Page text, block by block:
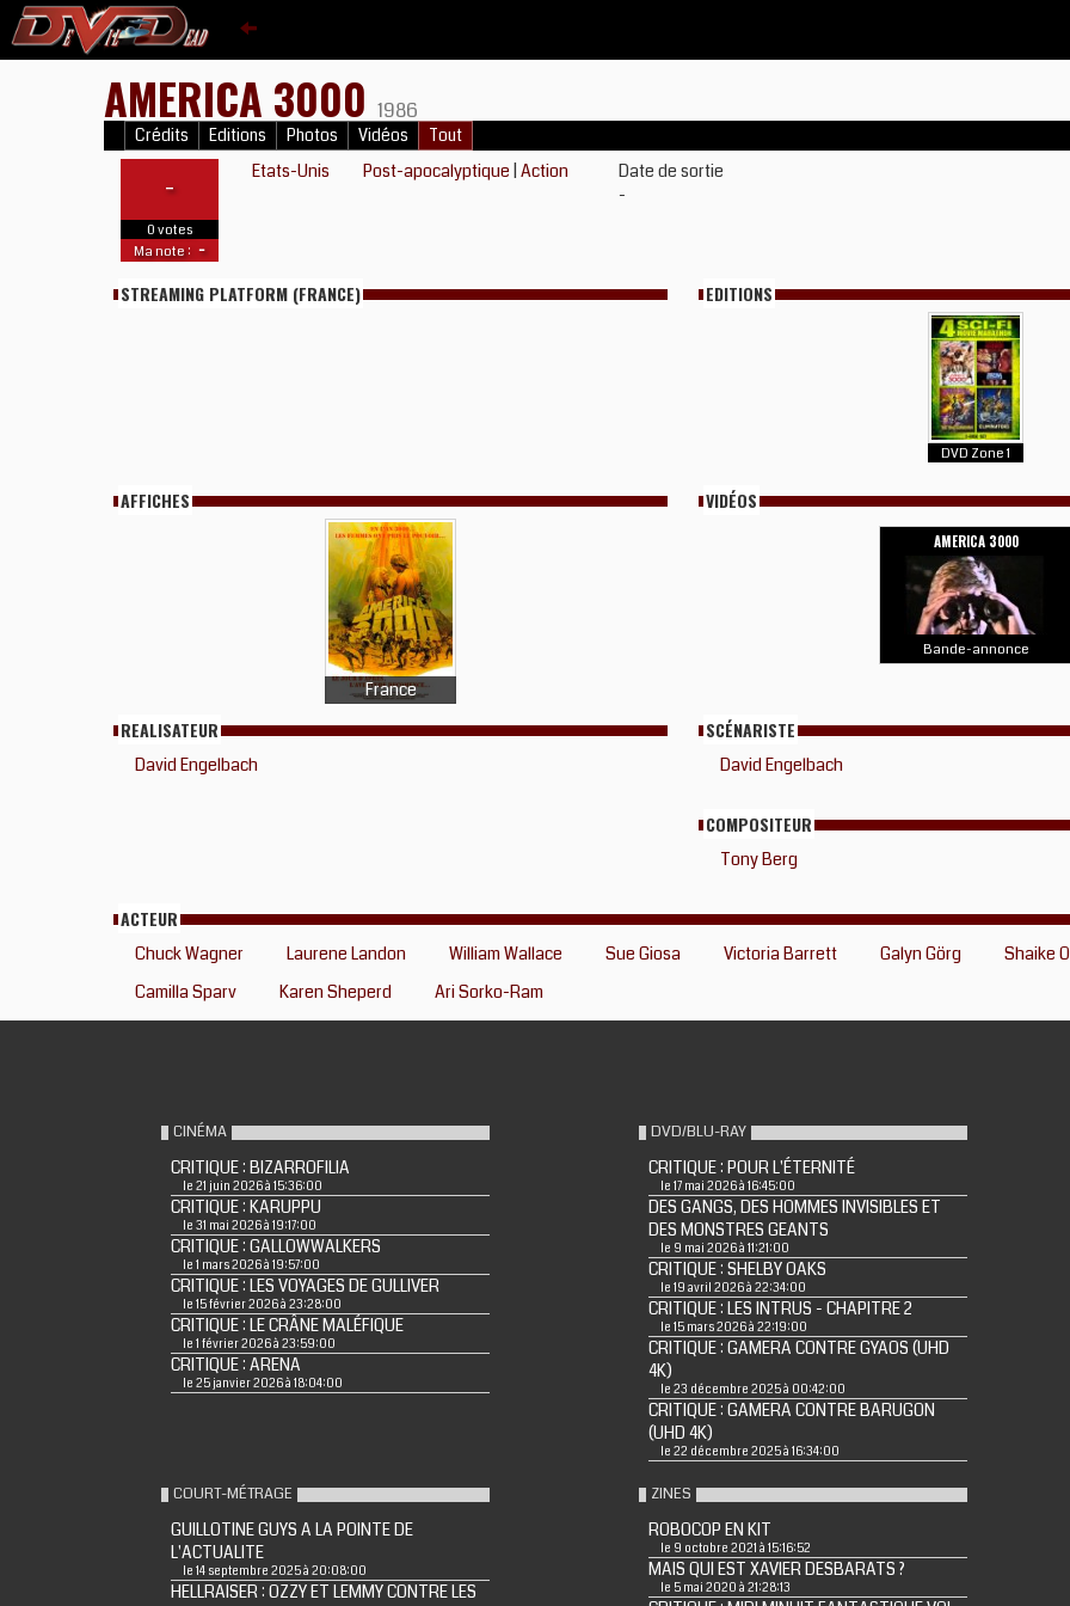
AMERICA 3000 1986
Crédits Editions Photos Vidéos Tout
-
0 votes
Ma note : -
Etats-Unis Post-apocalyptique |Action
Date de sortie
-
STREAMING PLATFORM (FRANCE) EDITIONS
DVD Zone 1
AFFICHES
France
VIDÉOS
AMERICA 3000
Bande-annonce
REALISATEUR
David Engelbach
SCÉNARISTE
David Engelbach
COMPOSITEUR
Tony Berg
ACTEUR
Chuck Wagner Laurene Landon William Wallace Sue Giosa Victoria Barrett Galyn Görg
Shaike
Camilla Sparv
Karen Sheperd Ari Sorko-Ram
CINÉMA
CRITIQUE : BIZARROFILIA
le 21 juin 2026 à 15:36:00
CRITIQUE : KARUPPU
le 31 mai 2026 à 19:17:00
CRITIQUE : GALLOWWALKERS
le 1 mars 2026 à 19:57:00
CRITIQUE : LES VOYAGES DE GULLIVER
le 15 février 2026 à 23:28:00
CRITIQUE : LE CRÂNE MALÉFIQUE
le 1 février 2026 à 23:59:00
CRITIQUE : ARENA
le 25 janvier 2026 à 18:04:00
DVD/BLU-RAY
CRITIQUE : POUR L'ÉTERNITÉ
le 17 mai 2026 à 16:45:00
DES GANGS, DES HOMMES INVISIBLES ET
DES MONSTRES GEANTS
le 9 mai 2026 à 11:21:00
CRITIQUE : SHELBY OAKS
le 19 avril 2026 à 22:34:00
CRITIQUE : LES INTRUS - CHAPITRE 2
le 15 mars 2026 à 22:19:00
CRITIQUE : GAMERA CONTRE GYAOS (UHD
4K)
le 23 décembre 2025 à 00:42:00
CRITIQUE : GAMERA CONTRE BARUGON
(UHD 4K)
le 22 décembre 2025 à 16:34:00
COURT-MÉTRAGE
GUILLOTINE GUYS A LA POINTE DE
L'ACTUALITE
le 14 septembre 2025 à 20:08:00
HELLRAISER : OZZY ET LEMMY CONTRE LES
ZINES
ROBOCOP EN KIT
le 9 octobre 2021 à 15:16:52
MAIS QUI EST XAVIER DESBARATS ?
le 5 mai 2020 à 21:28:13